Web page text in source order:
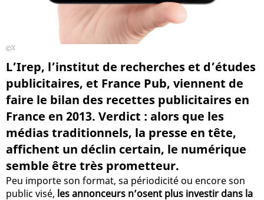
X
L’Irep, l’institut de recherches et d’études
publicitaires, et France Pub, viennent de
faire le bilan des recettes publicitaires en
France en 2013. Verdict : alors que les
médias traditionnels, la presse en tête,
affichent un déclin certain, le numérique
semble être très prometteur.
Peu importe son format, sa périodicité ou encore son
public visé, les annonceurs n’osent plus investir dans la